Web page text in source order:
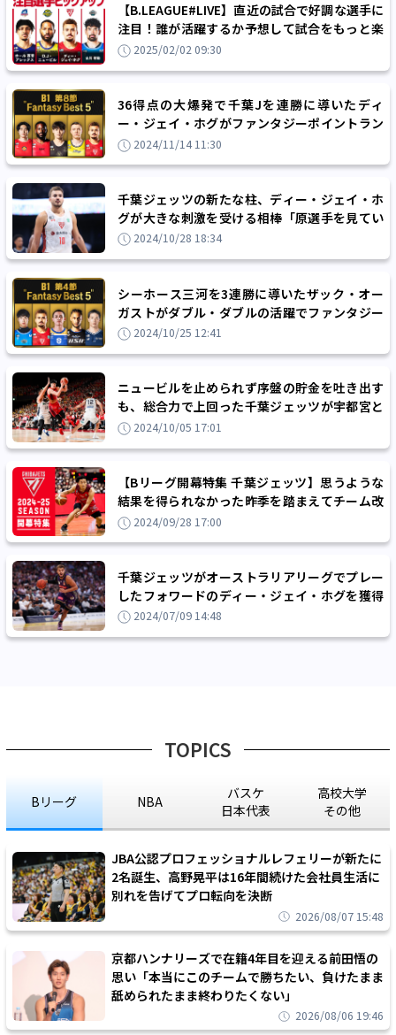
【B.LEAGUE#LIVE】直近の試合で好調な選手に
注目！誰が活躍するか予想して試合をもっと楽
しもう！
2025/02/02 09:30
36得点の大爆発で千葉Jを連勝に導いたディ
ー・ジェイ・ホグがファンタジーポイントラン
キング1位！B1第8節のファンタジーベスト5
2024/11/14 11:30
千葉ジェッツの新たな柱、ディー・ジェイ・ホ
グが大きな刺激を受ける相棒「原選手を見てい
ると、守備へのモチベーションが高まります」
2024/10/28 18:34
シーホース三河を3連勝に導いたザック・オー
ガストがダブル・ダブルの活躍でファンタジー
ポイント1位！B1第4節のファンタジーベスト5
2024/10/25 12:41
ニュービルを止められず序盤の貯金を吐き出す
も、総合力で上回った千葉ジェッツが宇都宮と
の延長戦を制す
2024/10/05 17:01
【Bリーグ開幕特集 千葉ジェッツ】思うような
結果を得られなかった昨季を踏まえてチーム改
革を断行、豪華布陣でさらなる高みを目指す！
2024/09/28 17:00
千葉ジェッツがオーストラリアリーグでプレー
したフォワードのディー・ジェイ・ホグを獲得
「日本に行くことが待ちきれません」
2024/07/09 14:48
TOPICS
Bリーグ NBA
バスケ
日本代表
高校大学
その他
JBA公認プロフェッショナルレフェリーが新たに
2名誕生、高野晃平は16年間続けた会社員生活に
別れを告げてプロ転向を決断
2026/08/07 15:48
京都ハンナリーズで在籍4年目を迎える前田悟の
思い「本当にこのチームで勝ちたい、負けたまま
舐められたまま終わりたくない」
2026/08/06 19:46